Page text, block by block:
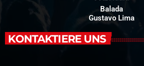
Balada
Gustavo Lima
KONTAKTIERE UNS